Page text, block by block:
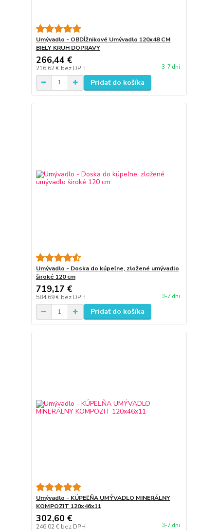
Umývadlo - OBDĺžnikové Umývadlo 120x48 CM
BIELY KRUH DOPRAVY
266,44 €
216,62 € bez DPH 3-7 dni
Pridať do košíka
Umývadlo - Doska do kúpeľne, zložené umývadlo
široké 120 cm
719,17 €
584,69 € bez DPH 3-7 dni
Pridať do košíka
Umývadlo - KÚPEĽŇA UMÝVADLO MINERÁLNY
KOMPOZIT 120x46x11
302,60 €
246,02 € bez DPH 3-7 dni